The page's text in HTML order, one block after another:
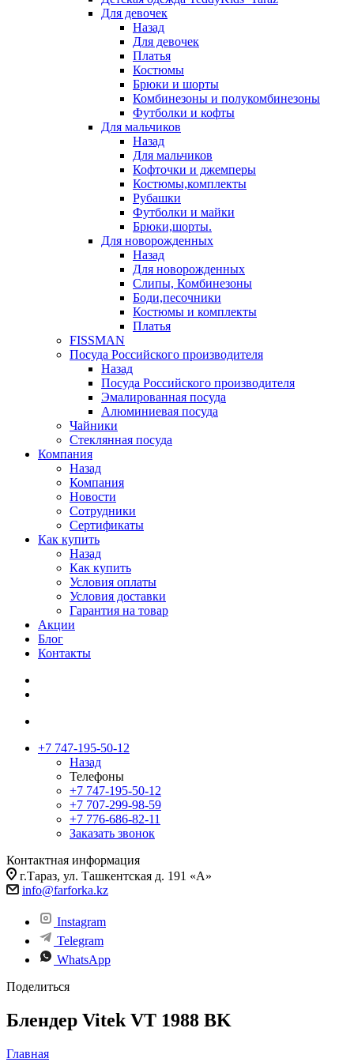
Для девочек
Назад
Для девочек
Платья
Костюмы
Брюки и шорты
Комбинезоны и полукомбинезоны
Футболки и кофты
Для мальчиков
Назад
Для мальчиков
Кофточки и джемперы
Костюмы,комплекты
Рубашки
Футболки и майки
Брюки,шорты.
Для новорожденных
Назад
Для новорожденных
Слипы, Комбинезоны
Боди,песочники
Костюмы и комплекты
Платья
FISSMAN
Посуда Российского производителя
Назад
Посуда Российского производителя
Эмалированная посуда
Алюминиевая посуда
Чайники
Стеклянная посуда
Компания
Назад
Компания
Новости
Сотрудники
Сертификаты
Как купить
Назад
Как купить
Условия оплаты
Условия доставки
Гарантия на товар
Акции
Блог
Контакты
+7 747-195-50-12
Назад
Телефоны
+7 747-195-50-12
+7 707-299-98-59
+7 776-686-82-11
Заказать звонок
Контактная информация
г.Тараз, ул. Ташкентская д. 191 «А»
info@farforka.kz
Instagram
Telegram
WhatsApp
Поделиться
Блендер Vitek VT 1988 BK
Главная